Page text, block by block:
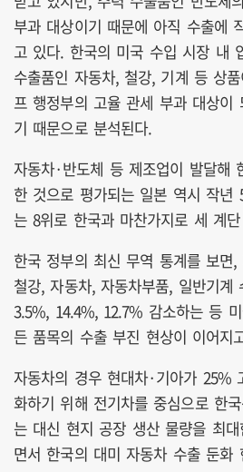
부과 대상이기 때문에 아직 수출에
고 있다. 한국의 미국 수입 시장 내
수출품인 자동차, 철강, 기계 등 상
프 행정부의 고율 관세 부과 대상이
기 때문으로 분석된다.
자동차·반도체 등 제조업이 발달해
한 것으로 평가되는 일본 역시 작년
는 8위로 한국과 마찬가지로 세 계
한국 정부의 최신 무역 통계를 보면
철강, 자동차, 자동차부품, 일반기계
3.5%, 14.4%, 12.7% 감소하는 등
든 품목의 수출 부진 현상이 이어지
자동차의 경우 현대차·기아가 25%
화하기 위해 전기차를 중심으로 한
는 대신 현지 공장 생산 물량을 최
면서 한국의 대미 자동차 수출 둔화